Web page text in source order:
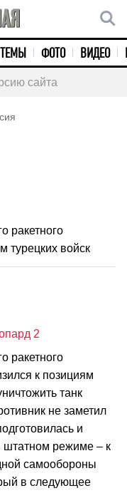
ТЕМЫ ФОТО ВИДЕО
сайта
ракетного
турецких войск
2
ракетного
к позициям
танк
не заметил
и
штатном режиме – к
самообороны
в следующее